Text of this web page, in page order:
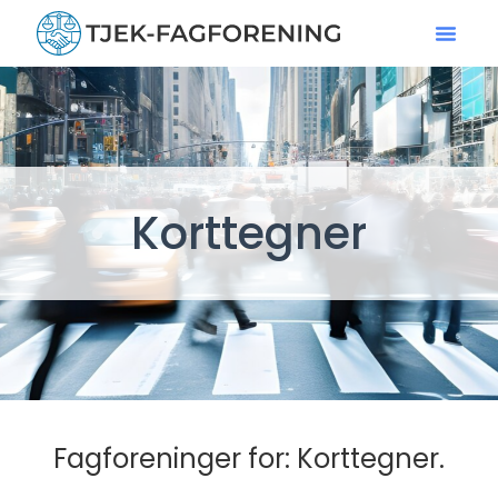
Korttegner
Fagforeninger for: Korttegner.